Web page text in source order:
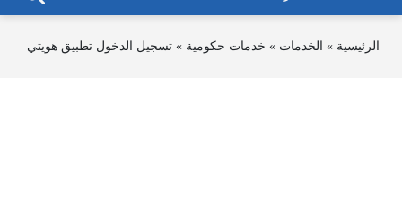
الرئيسية » الخدمات » خدمات حكومية » تسجيل الدخول تطبيق هويتي